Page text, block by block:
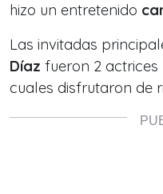
hizo un entretenido
Las invitadas
Díaz fueron 2
cuales disfrutaron de